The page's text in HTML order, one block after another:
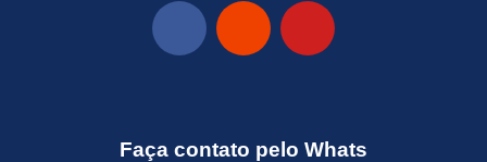
Faça contato pelo Whats